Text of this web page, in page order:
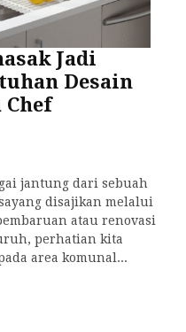
Jadi
Desain
jantung dari sebuah
disajikan melalui
atau renovasi
perhatian kita
area komunal...